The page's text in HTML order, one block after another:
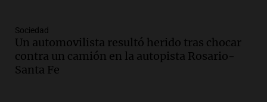
Sociedad
Un automovilista resultó herido tras chocar
contra un camión en la autopista Rosario-
Santa Fe